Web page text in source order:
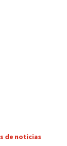
de noticias